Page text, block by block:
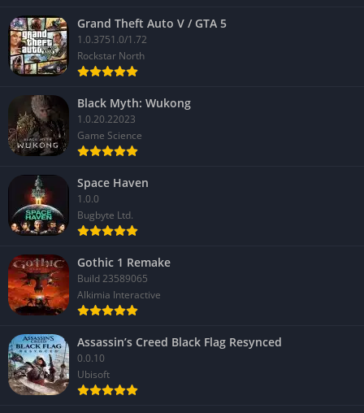
Grand Theft Auto V / GTA 5
1.0.3751.0/1.72
Rockstar North
Black Myth: Wukong
1.0.20.22023
Game Science
Space Haven
1.0.0
Bugbyte Ltd.
Gothic 1 Remake
Build 23589065
Alkimia Interactive
Assassin’s Creed Black Flag Resynced
0.0.10
Ubisoft